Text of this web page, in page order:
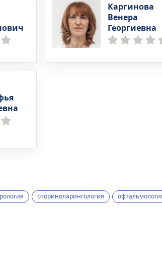
Каргинова
Венера
Георгиевна
оториноларингология